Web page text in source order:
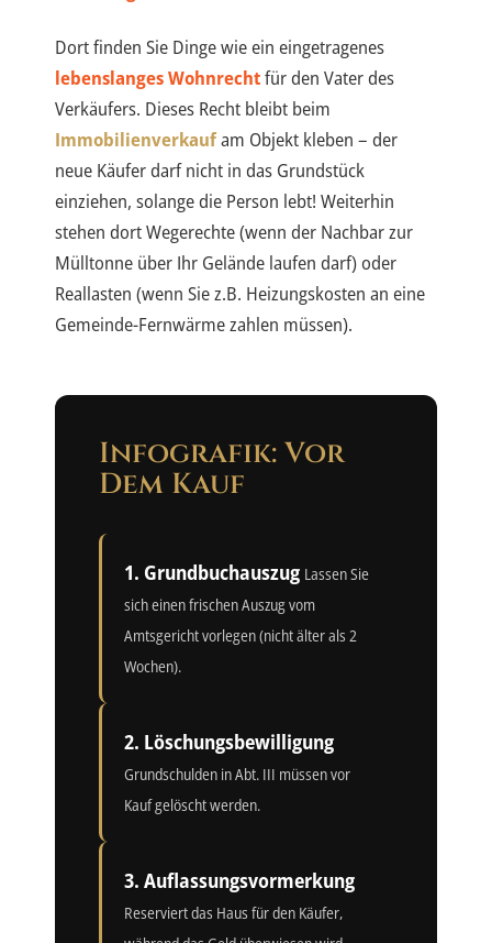
Dort finden Sie Dinge wie ein eingetragenes
lebenslanges Wohnrechtfür den Vater des
Verkäufers. Dieses Recht bleibt beim
Immobilienverkaufam Objekt kleben – der
neue Käufer darf nicht in das Grundstück
einziehen, solange die Person lebt! Weiterhin
stehen dort Wegerechte (wenn der Nachbar zur
Mülltonne über Ihr Gelände laufen darf) oder
Reallasten (wenn Sie z.B. Heizungskosten an eine
Gemeinde-Fernwärme zahlen müssen).
Infografik: Vor
Dem Kauf
1. Grundbuchauszug Lassen Sie
sich einen frischen Auszug vom
Amtsgericht vorlegen (nicht älter als 2
Wochen).
2. Löschungsbewilligung
Grundschulden in Abt. III müssen vor
Kauf gelöscht werden.
3. Auflassungsvormerkung
Reserviert das Haus für den Käufer,